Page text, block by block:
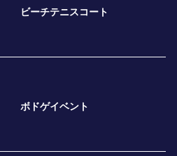
ビーチテニスコート
ボドゲイベント